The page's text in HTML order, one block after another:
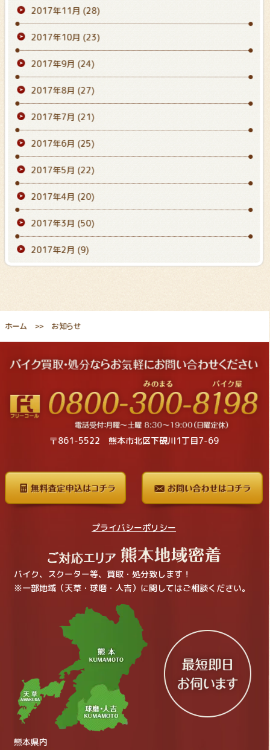
2017年11月 (28)
2017年10月 (23)
2017年9月 (24)
2017年8月 (27)
2017年7月 (21)
2017年6月 (25)
2017年5月 (22)
2017年4月 (20)
2017年3月 (50)
2017年2月 (9)
ホーム お知らせ
〒861-5522 熊本市北区下硯川1丁目7-69
プライバシーポリシー
バイク、スクーター等、買取・処分致します！
※一部地域（天草・球磨・人吉）に関してはご相談ください。
熊本県内